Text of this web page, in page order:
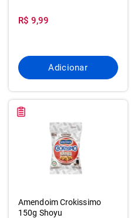
R$ 9,99
Adicionar
Amendoim Crokissimo
150g Shoyu